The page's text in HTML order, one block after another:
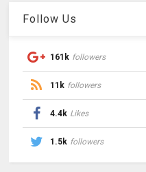
Follow Us
161k followers
11k followers
4.4k Likes
1.5k followers